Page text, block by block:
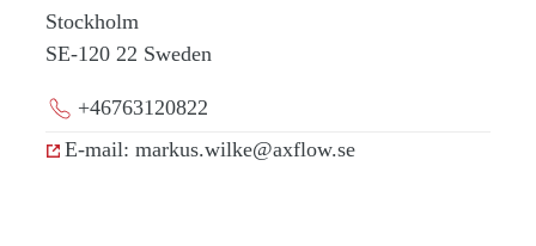
Stockholm
SE-120 22 Sweden
+46763120822
E-mail: markus.wilke@axflow.se